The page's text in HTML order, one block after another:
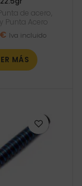
de acero
Punta Acero
€ Iva incluido
MÁS